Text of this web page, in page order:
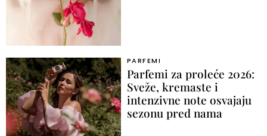
PARFEMI
Parfemi za proleće 2026:
Sveže, kremaste i
intenzivne note osvajaju
sezonu pred nama